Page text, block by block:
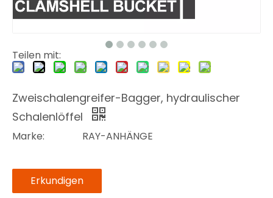
Teilen mit:
Zweischalengreifer-Bagger, hydraulischer
Schalenlöffel
Marke: RAY-ANHÄNGE
Erkundigen